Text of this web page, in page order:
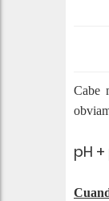
Cabe
pH +